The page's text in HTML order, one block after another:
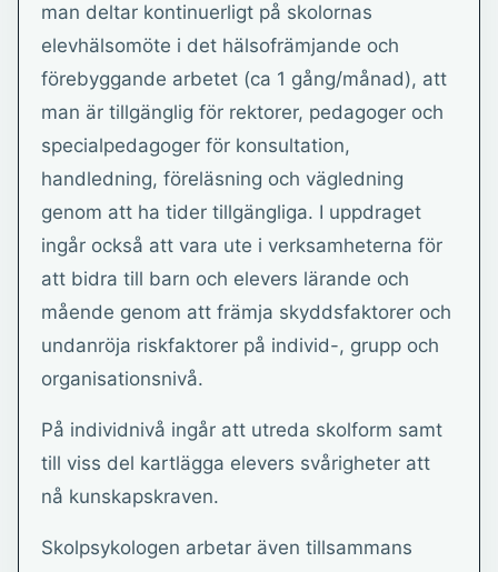
man deltar kontinuerligt på skolornas
elevhälsomöte i det hälsofrämjande och
förebyggande arbetet (ca 1 gång/månad), att
man är tillgänglig för rektorer, pedagoger och
specialpedagoger för konsultation,
handledning, föreläsning och vägledning
genom att ha tider tillgängliga. I uppdraget
ingår också att vara ute i verksamheterna för
att bidra till barn och elevers lärande och
mående genom att främja skyddsfaktorer och
undanröja riskfaktorer på individ-, grupp och
organisationsnivå.
På individnivå ingår att utreda skolform samt
till viss del kartlägga elevers svårigheter att
nå kunskapskraven.
Skolpsykologen arbetar även tillsammans